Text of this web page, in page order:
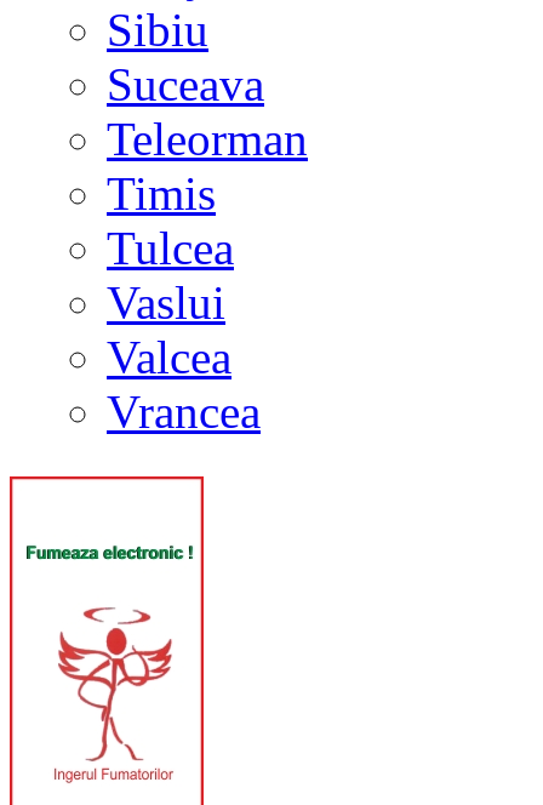
Sibiu
Suceava
Teleorman
Timis
Tulcea
Vaslui
Valcea
Vrancea